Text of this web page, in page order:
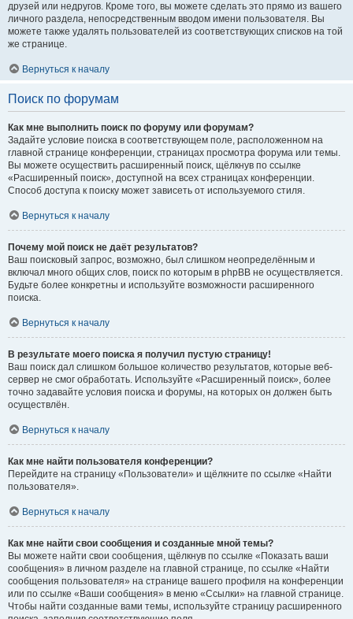
друзей или недругов. Кроме того, вы можете сделать это прямо из вашего
личного раздела, непосредственным вводом имени пользователя. Вы
можете также удалять пользователей из соответствующих списков на той
же странице.
Вернуться к началу
Поиск по форумам
Как мне выполнить поиск по форуму или форумам?
Задайте условие поиска в соответствующем поле, расположенном на
главной странице конференции, страницах просмотра форума или темы.
Вы можете осуществить расширенный поиск, щёлкнув по ссылке
«Расширенный поиск», доступной на всех страницах конференции.
Способ доступа к поиску может зависеть от используемого стиля.
Вернуться к началу
Почему мой поиск не даёт результатов?
Ваш поисковый запрос, возможно, был слишком неопределённым и
включал много общих слов, поиск по которым в phpBB не осуществляется.
Будьте более конкретны и используйте возможности расширенного
поиска.
Вернуться к началу
В результате моего поиска я получил пустую страницу!
Ваш поиск дал слишком большое количество результатов, которые веб-
сервер не смог обработать. Используйте «Расширенный поиск», более
точно задавайте условия поиска и форумы, на которых он должен быть
осуществлён.
Вернуться к началу
Как мне найти пользователя конференции?
Перейдите на страницу «Пользователи» и щёлкните по ссылке «Найти
пользователя».
Вернуться к началу
Как мне найти свои сообщения и созданные мной темы?
Вы можете найти свои сообщения, щёлкнув по ссылке «Показать ваши
сообщения» в личном разделе на главной странице, по ссылке «Найти
сообщения пользователя» на странице вашего профиля на конференции
или по ссылке «Ваши сообщения» в меню «Ссылки» на главной странице.
Чтобы найти созданные вами темы, используйте страницу расширенного